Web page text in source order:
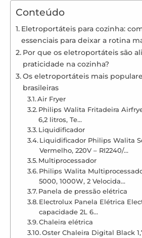
Conteúdo
Eletroportáteis para cozinha:
essenciais para deixar a rotina
Por que os eletroportáteis são
praticidade na cozinha?
Os eletroportáteis mais
brasileiras
Air Fryer
Philips Walita Fritadeira
6,2 litros, Te…
Liquidificador
Liquidificador Philips Walita
Vermelho, 220V – RI2240/…
Multiprocessador
Philips Walita
5000, 1000W, 2 Velocida…
Panela de pressão elétrica
Electrolux Panela Elétrica
capacidade 2L 6…
Chaleira elétrica
Oster Chaleira Digital Black